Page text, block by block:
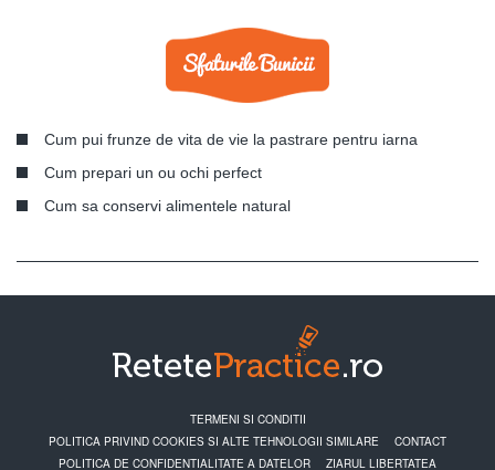
Cum pui frunze de vita de vie la pastrare pentru iarna
Cum prepari un ou ochi perfect
Cum sa conservi alimentele natural
TERMENI SI CONDITII
POLITICA PRIVIND COOKIES SI ALTE TEHNOLOGII SIMILARE
CONTACT
POLITICA DE CONFIDENTIALITATE A DATELOR
ZIARUL LIBERTATEA